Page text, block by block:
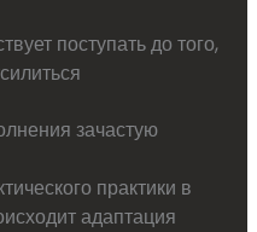
поступать до того,
зачастую
практики в
адаптация